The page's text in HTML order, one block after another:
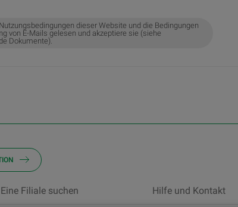
dieser Website und die Bedingungen
von E-Mails gelesen und akzeptiere sie (siehe
Dokumente).
Eine Filiale suchen Hilfe und Kontakt